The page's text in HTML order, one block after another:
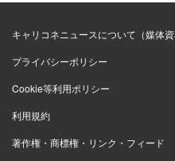
キャリコネニュースについて（媒体資
プライバシーポリシー
Cookie等利用ポリシー
利用規約
著作権・商標権・リンク・フィード